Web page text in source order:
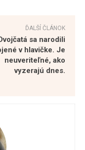
ĎALŠÍ ČLÁNOK
Dvojčatá sa narodili
v hlavičke. Je
neuveriteľné, ako
vyzerajú dnes.